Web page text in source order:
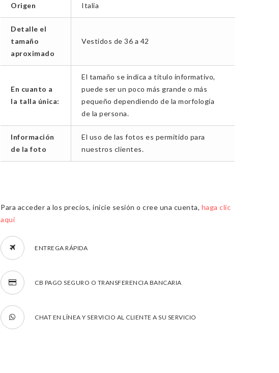
Origen Italia
Detalle el
tamaño
aproximado
Vestidos de 36 a 42
En cuanto a
la talla única:
El tamaño se indica a título informativo,
puede ser un poco más grande o más
pequeño dependiendo de la morfología
de la persona.
Información
de la foto
El uso de las fotos es permitido para
nuestros clientes.
Para acceder a los precios, inicie sesión o cree una cuenta, haga clic
aquí
ENTREGA RÁPIDA
CB PAGO SEGURO O TRANSFERENCIA BANCARIA
CHAT EN LÍNEA Y SERVICIO AL CLIENTE A SU SERVICIO